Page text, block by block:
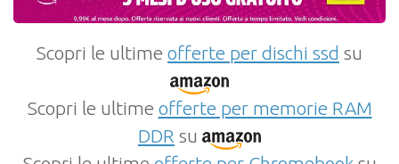
Scopri le ultime offerte per dischi ssd su
Scopri le ultime offerte per memorie RAM
DDR su